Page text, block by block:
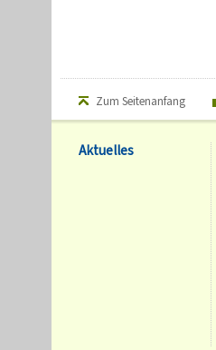
Zum Seitenanfang
Aktuelles